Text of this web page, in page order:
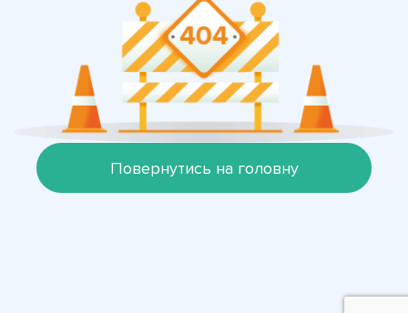
Повернутись на головну